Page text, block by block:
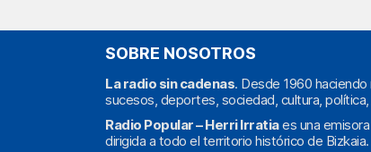
SOBRE NOSOTROS
La radio sin cadenas. Desde 1960
sucesos, deportes, sociedad, cultura,
Radio Popular – Herri Irratiaes una
dirigida a todo el territorio histórico de Bizkaia.